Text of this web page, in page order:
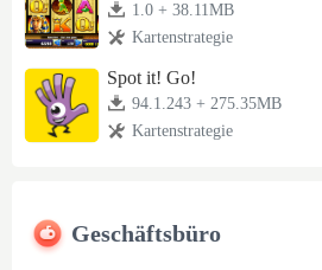
1.0 + 38.11MB
Kartenstrategie
Spot it! Go!
94.1.243 + 275.35MB
Kartenstrategie
Geschäftsbüro